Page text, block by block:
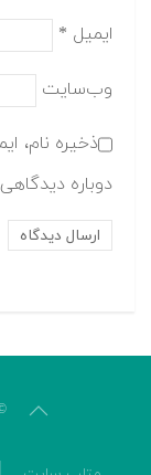
ایمیل *
وب‌سایت
ذخیره نام،
دوباره